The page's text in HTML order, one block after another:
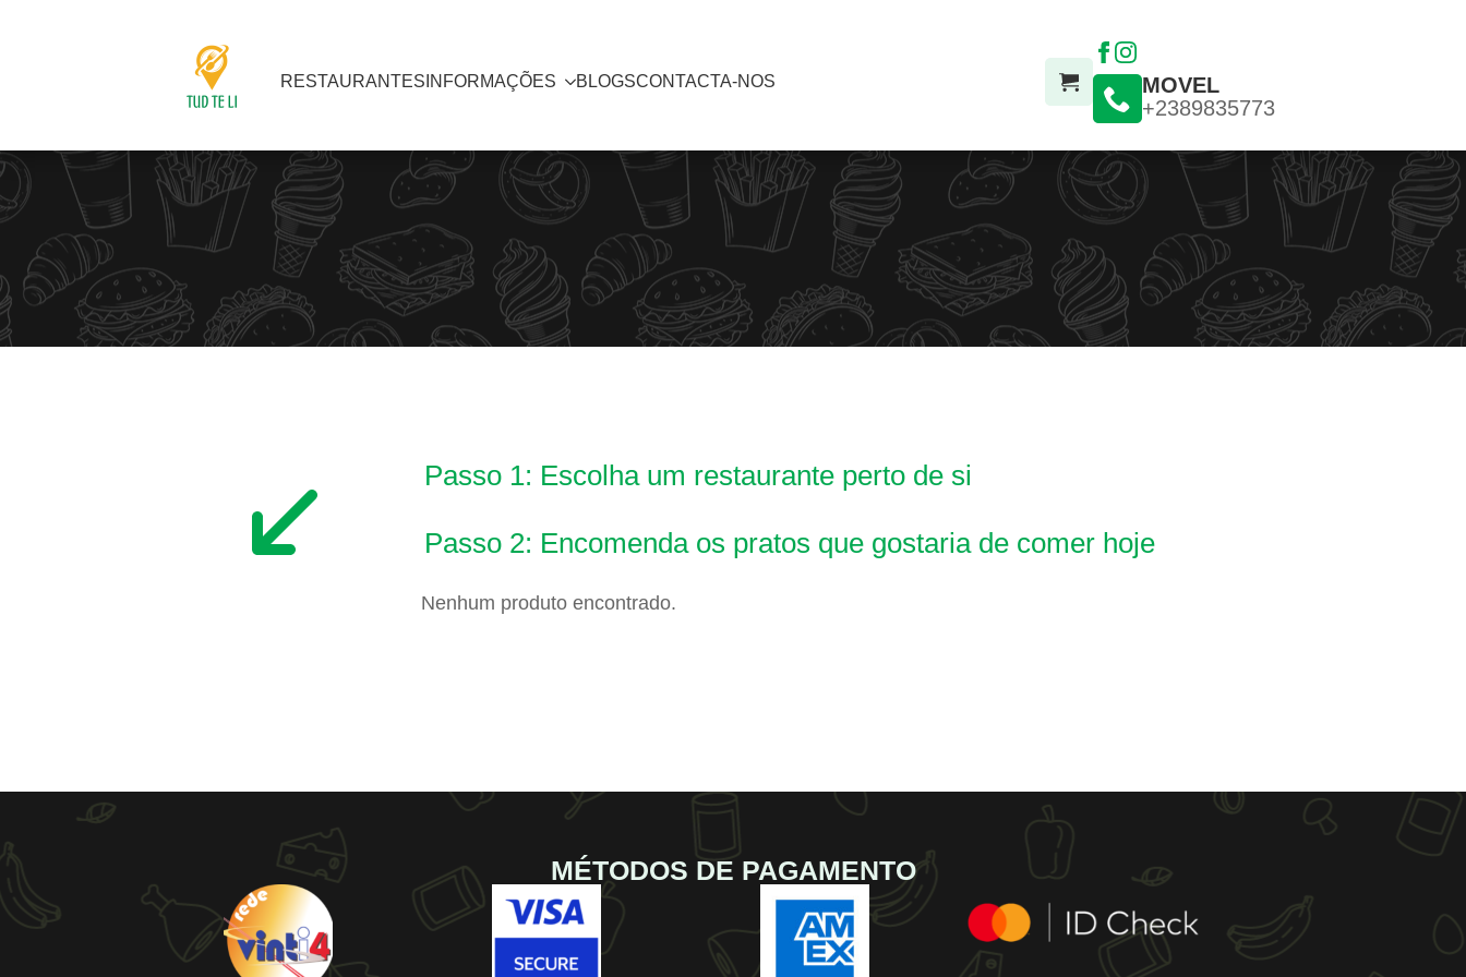
RESTAURANTES INFORMAÇÕES BLOGSCONTACTA-NOS
MOVEL
+2389835773
Passo 1: Escolha um restaurante perto de si
Passo 2: Encomenda os pratos que gostaria de comer hoje
Nenhum produto encontrado.
MÉTODOS DE PAGAMENTO